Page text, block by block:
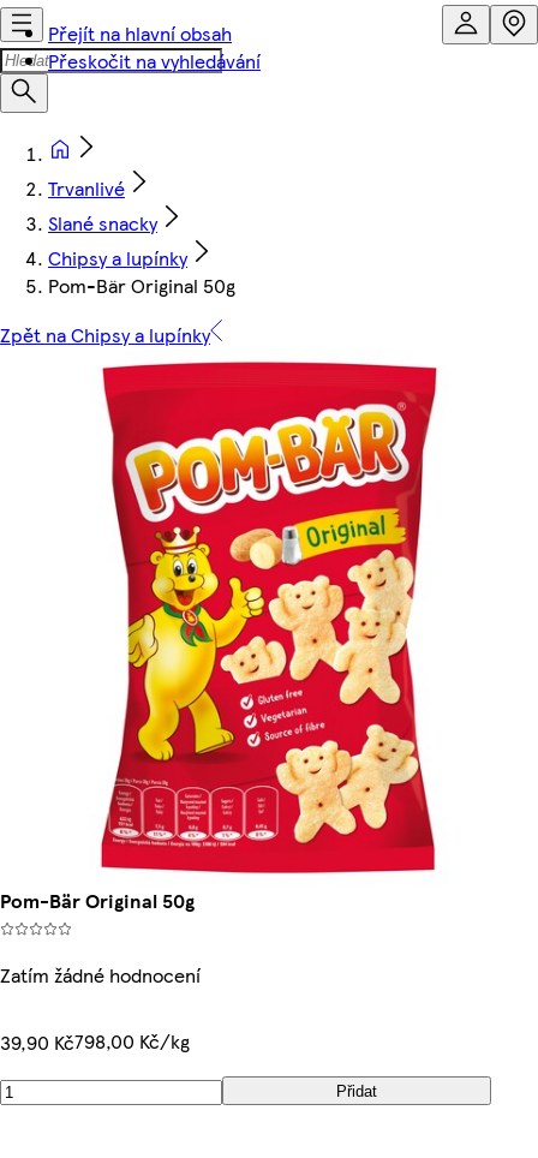
Přejít na hlavní obsah
Přeskočit na vyhledávání
Trvanlivé
Slané snacky
Chipsy a lupínky
Pom-Bär Original 50g
Zpět na Chipsy a lupínky
Pom-Bär Original 50g
Zatím žádné hodnocení
39,90 Kč798,00 Kč/kg
Přidat